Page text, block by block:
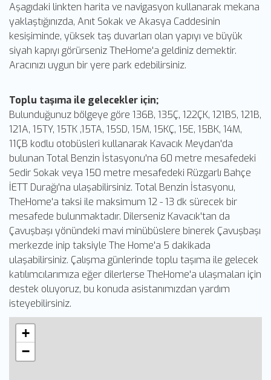
Aşagıdaki linkten harita ve navigasyon kullanarak mekana
yaklaştığınızda, Anıt Sokak ve Akasya Caddesinin
kesişiminde, yüksek taş duvarları olan yapıyı ve büyük
siyah kapıyı görürseniz TheHome'a geldiniz demektir.
Aracınızı uygun bir yere park edebilirsiniz.
Toplu taşıma ile gelecekler için;
Bulunduğunuz bölgeye göre 136B, 135Ç, 122ÇK, 121BS, 121B,
121A, 15TY, 15TK ,15TA, 15SD, 15M, 15KÇ, 15E, 15BK, 14M,
11ÇB kodlu otobüsleri kullanarak Kavacık Meydan'da
bulunan Total Benzin İstasyonu'na 60 metre mesafedeki
Sedir Sokak veya 150 metre mesafedeki Rüzgarlı Bahçe
İETT Durağı'na ulaşabilirsiniz. Total Benzin İstasyonu,
TheHome'a taksi ile maksimum 12 - 13 dk sürecek bir
mesafede bulunmaktadır. Dilerseniz Kavacık'tan da
Çavuşbaşı yönündeki mavi minübüslere binerek Çavuşbaşı
merkezde inip taksiyle The Home'a 5 dakikada
ulaşabilirsiniz. Çalışma günlerinde toplu taşıma ile gelecek
katılımcılarımıza eğer dilerlerse TheHome'a ulaşmaları için
destek oluyoruz, bu konuda asistanımızdan yardım
isteyebilirsiniz.
+
−